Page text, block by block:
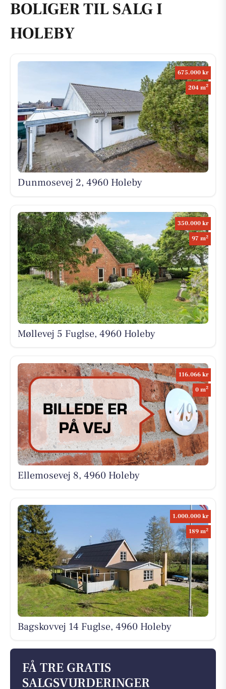
BOLIGER TIL SALG I
HOLEBY
675.000 kr
204 m2
Dunmosevej 2, 4960 Holeby
350.000 kr
97 m2
Møllevej 5 Fuglse, 4960 Holeby
116.066 kr
0 m2
Ellemosevej 8, 4960 Holeby
1.000.000 kr
189 m2
Bagskovvej 14 Fuglse, 4960 Holeby
FÅ TRE GRATIS
SALGSVURDERINGER